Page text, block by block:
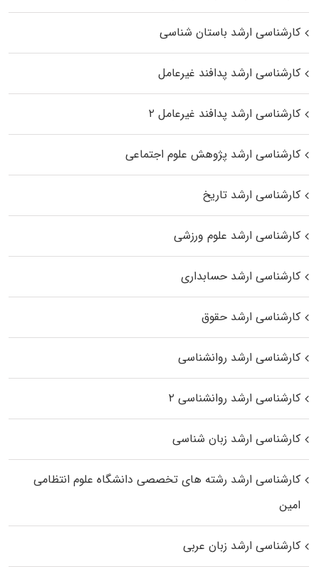
کارشناسی ارشد باستان شناسی
کارشناسی ارشد پدافند غیرعامل
کارشناسی ارشد پدافند غیرعامل ۲
کارشناسی ارشد پژوهش علوم اجتماعی
کارشناسی ارشد تاریخ
کارشناسی ارشد علوم ورزشی
کارشناسی ارشد حسابداری
کارشناسی ارشد حقوق
کارشناسی ارشد روانشناسی
کارشناسی ارشد روانشناسی ۲
کارشناسی ارشد زبان شناسی
کارشناسی ارشد رﺷﺘﻪ ﻫﺎی تخصصی داﻧﺸﮕﺎه ﻋﻠﻮم انتظامی
اﻣﻴﻦ
کارشناسی ارشد زبان عربی